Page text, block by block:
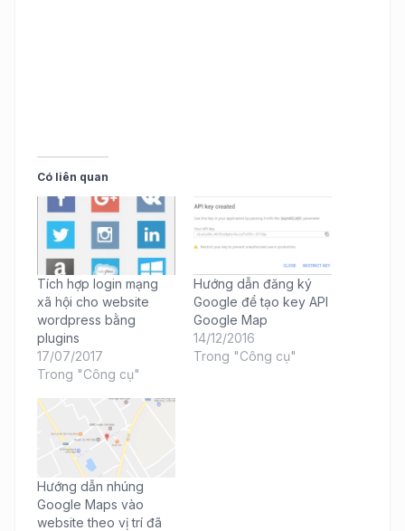
Có liên quan
Tích hợp login mạng
xã hội cho website
wordpress bằng
plugins
17/07/2017
Trong "Công cụ"
Hướng dẫn đăng ký
Google để tạo key API
Google Map
14/12/2016
Trong "Công cụ"
Hướng dẫn nhúng
Google Maps vào
website theo vị trí đã